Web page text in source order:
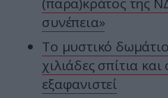
συνέπεια»
Το μυστικό
χιλιάδες σπίτια
εξαφανιστεί